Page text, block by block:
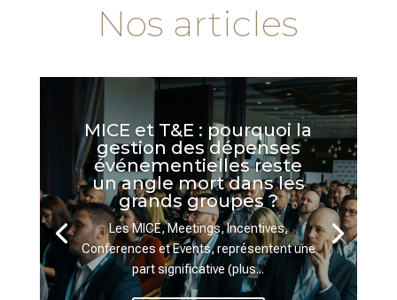
Nos articles
MICE et T&E : pourquoi la
gestion des dépenses
événementielles reste
un angle mort dans les
grands groupes ?
Les MICE, Meetings, Incentives,
Conferences et Events, représentent une
part significative (plus...